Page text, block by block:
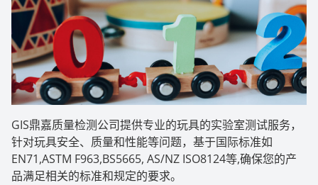
GIS鼎嘉质量检测公司提供专业的玩具的实验室测试服务，
针对玩具安全、质量和性能等问题，基于国际标准如
EN71,ASTM F963,BS5665, AS/NZ ISO8124等,确保您的产
品满足相关的标准和规定的要求。